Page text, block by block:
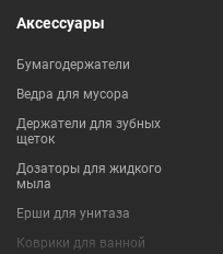
Аксессуары
Бумагодержатели
Ведра для мусора
Держатели для зубных
щеток
Дозаторы для жидкого
мыла
Ерши для унитаза
Коврики для ванной